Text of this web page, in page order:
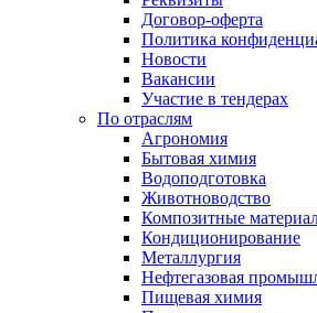
Договор-оферта
Политика
Новости
Вакансии
Участие в тендерах
По отраслям
Агрономия
Бытовая химия
Водоподготовка
Животноводство
Композитные
Кондиционирование
Металлургия
Нефтегазовая
Пищевая химия